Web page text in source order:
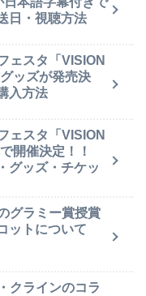
日・視聴方法
ェスタ「VISION
ッズが発売決
入方法
ェスタ「VISION
開催決定！！
グッズ・チケッ
グラミー賞授賞
ットについて
クラインのコラ